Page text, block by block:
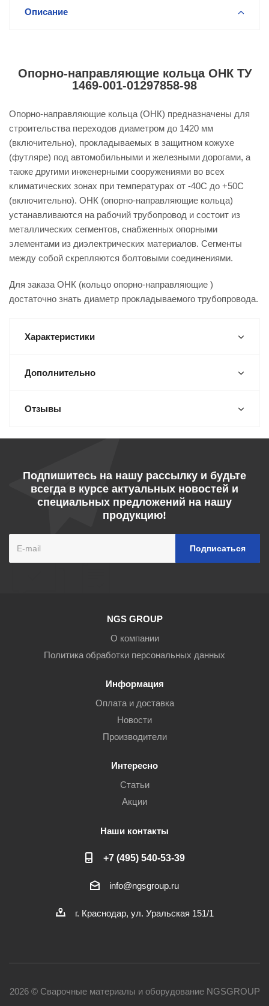
Описание
Опорно-направляющие кольца ОНК ТУ
1469-001-01297858-98
Опорно-направляющие кольца (ОНК) предназначены для
строительства переходов диаметром до 1420 мм
(включительно), прокладываемых в защитном кожухе
(футляре) под автомобильными и железными дорогами, а
также другими инженерными сооружениями во всех
климатических зонах при температурах от -40С до +50С
(включительно). ОНК (опорно-направляющие кольца)
устанавливаются на рабочий трубопровод и состоит из
металлических сегментов, снабженных опорными
элементами из диэлектрических материалов. Сегменты
между собой скрепляются болтовыми соединениями.
Для заказа ОНК (кольцо опорно-направляющие )
достаточно знать диаметр прокладываемого трубопровода.
Характеристики
Дополнительно
Отзывы
Подпишитесь на нашу рассылку и будьте
всегда в курсе актуальных новостей и
специальных предложений на нашу
продукцию!
NGS GROUP
О компании
Политика обработки персональных данных
Информация
Оплата и доставка
Новости
Производители
Интересно
Статьи
Акции
Наши контакты
+7 (495) 540-53-39
info@ngsgroup.ru
г. Краснодар, ул. Уральская 151/1
2026 © Сварочные материалы и оборудование NGSGROUP